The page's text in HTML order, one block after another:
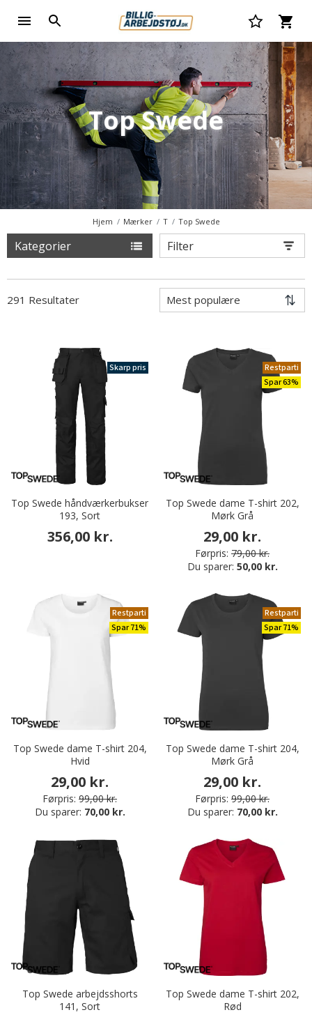
Top Swede
Hjem Mærker T Top Swede
Kategorier Filter
291 Resultater
Skarp pris
Top Swede håndværkerbukser
193, Sort
356,00 kr.
Restparti
Spar 63%
Top Swede dame T-shirt 202,
Mørk Grå
29,00 kr.
Førpris: 79,00 kr.
Du sparer: 50,00 kr.
Restparti
Spar 71%
Top Swede dame T-shirt 204,
Hvid
29,00 kr.
Førpris: 99,00 kr.
Du sparer: 70,00 kr.
Restparti
Spar 71%
Top Swede dame T-shirt 204,
Mørk Grå
29,00 kr.
Førpris: 99,00 kr.
Du sparer: 70,00 kr.
Top Swede arbejdsshorts
141, Sort
Top Swede dame T-shirt 202,
Rød